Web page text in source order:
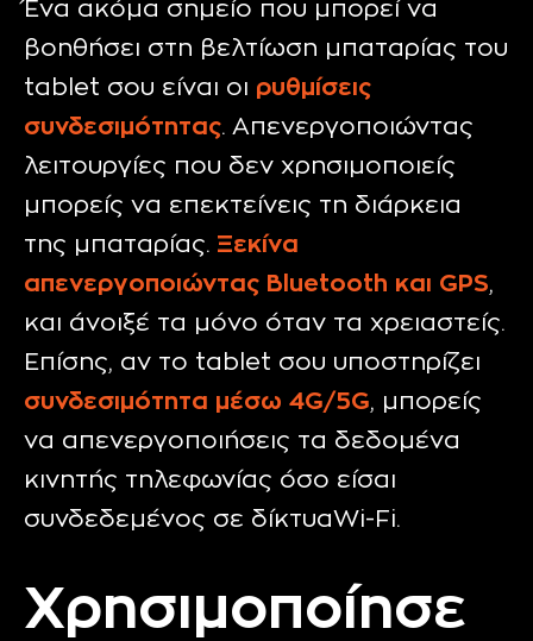
Ένα ακόμα σημείο που μπορεί να
βοηθήσει στη βελτίωση μπαταρίας του
tablet σου είναι οι ρυθμίσεις
συνδεσιμότητας. Απενεργοποιώντας
λειτουργίες που δεν χρησιμοποιείς
μπορείς να επεκτείνεις τη διάρκεια
της μπαταρίας. Ξεκίνα
απενεργοποιώντας Bluetooth και GPS,
και άνοιξέ τα μόνο όταν τα χρειαστείς.
Επίσης, αν το tablet σου υποστηρίζει
συνδεσιμότητα μέσω 4G/5G, μπορείς
να απενεργοποιήσεις τα δεδομένα
κινητής τηλεφωνίας όσο είσαι
συνδεδεμένος σε δίκτυαWi-Fi.
Χρησιμοποίησε